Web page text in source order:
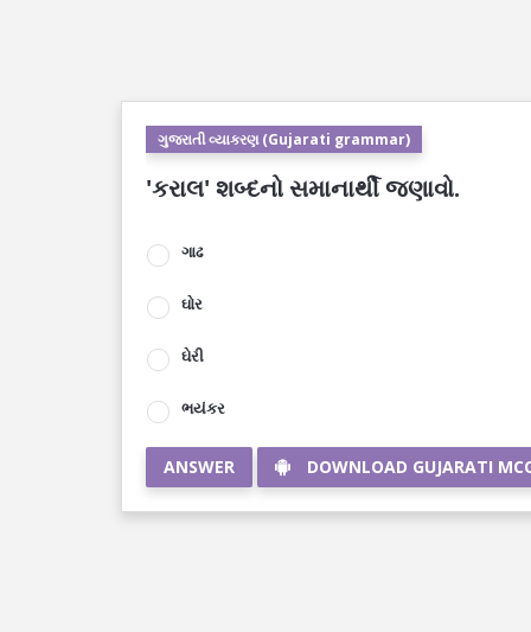
ગુજરાતી વ્યાકરણ (Gujarati grammar)
'કરાલ' શબ્દનો સમાનાર્થી જણાવો.
ગાઢ
ઘોર
ઘેરી
ભયંકર
ANSWER DOWNLOAD GUJARATI